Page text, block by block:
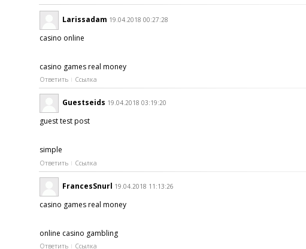
Larissadam 19.04.2018 00:27:28
casino online
casino games real money
Ответить Ссылка
Guestseids 19.04.2018 03:19:20
guest test post
simple
Ответить Ссылка
FrancesSnurl 19.04.2018 11:13:26
casino games real money
online casino gambling
Ответить Ссылка